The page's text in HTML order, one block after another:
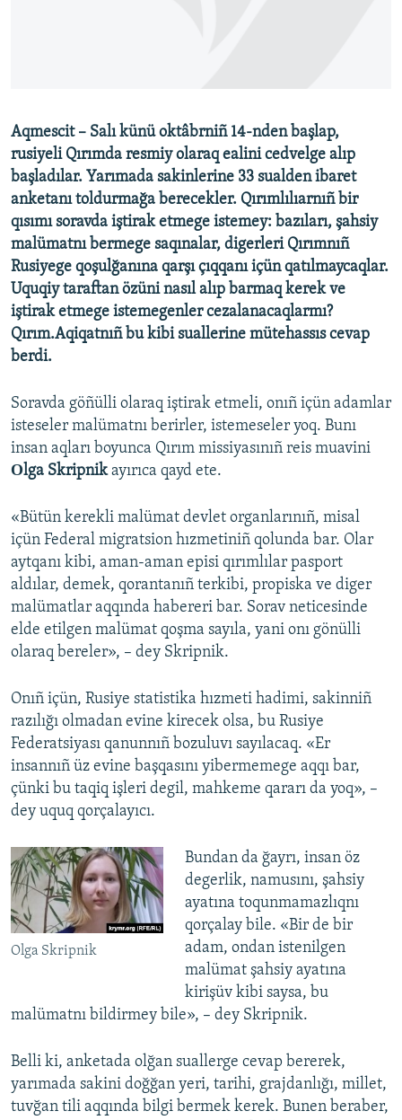
RFE/RS bütün saytları
Aqmescit – Salı künü oktâbrniñ 14-nden başlap,
rusiyeli Qırımda resmiy olaraq ealini cedvelge alıp
başladılar. Yarımada sakinlerine 33 sualden ibaret
anketanı toldurmağa berecekler. Qırımlılıarnıñ bir
qısımı soravda iştirak etmege istemey: bazıları, şahsiy
malümatnı bermege saqınalar, digerleri Qırımnıñ
Rusiyege qoşulğanına qarşı çıqqanı içün qatılmaycaqlar.
Uquqiy taraftan özüni nasıl alıp barmaq kerek ve
iştirak etmege istemegenler cezalanacaqlarmı?
Qırım.Aqiqatnıñ bu kibi suallerine mütehassıs cevap
berdi.
Soravda göñülli olaraq iştirak etmeli, onıñ içün adamlar
isteseler malümatnı berirler, istemeseler yoq. Bunı
insan aqları boyunca Qırım missiyasınıñ reis muavini
Оlga Skripnikayırıca qayd ete.
«Bütün kerekli malümat devlet organlarınıñ, misal
içün Federal migratsion hızmetiniñ qolunda bar. Olar
aytqanı kibi, aman-aman episi qırımlılar pasport
aldılar, demek, qorantanıñ terkibi, propiska ve diger
malümatlar aqqında habereri bar. Sorav neticesinde
elde etilgen malümat qoşma sayıla, yani onı gönülli
olaraq bereler», – dey Skripnik.
Onıñ içün, Rusiye statistika hızmeti hadimi, sakinniñ
razılığı olmadan evine kirecek olsa, bu Rusiye
Federatsiyası qanunnıñ bozuluvı sayılacaq. «Er
insannıñ üz evine başqasını yibermemege aqqı bar,
çünki bu taqiq işleri degil, mahkeme qararı da yoq», –
dey uquq qorçalayıcı.
Olga Skripnik
Bundan da ğayrı, insan öz
degerlik, namusını, şahsiy
ayatına toqunmamazlıqnı
qorçalay bile. «Bir de bir
adam, ondan istenilgen
malümat şahsiy ayatına
kirişüv kibi saysa, bu
malümatnı bildirmey bile», – dey Skripnik.
Belli ki, anketada olğan suallerge cevap bererek,
yarımada sakini doğğan yeri, tarihi, grajdanlığı, millet,
tuvğan tili aqqında bilgi bermek kerek. Bunen beraber,